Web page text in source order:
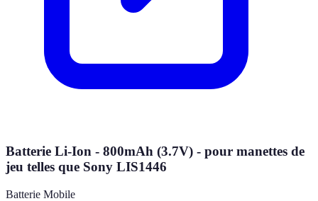
Batterie Li-Ion - 800mAh (3.7V) - pour manettes de
jeu telles que Sony LIS1446
Batterie Mobile